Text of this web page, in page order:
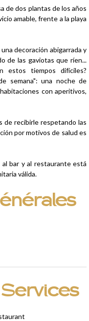
de dos plantas de los años
amable, frente a la playa
decoración abigarrada y
de las gaviotas que ríen...
estos tiempos difíciles?
semana": una noche de
con aperitivos,
de recibirle respetando las
por motivos de salud es
bar y al restaurante está
válida.